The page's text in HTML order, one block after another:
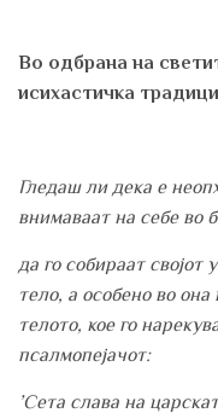
Во одбрана на
исихастичка
Гледаш ли дека е
внимаваат на себе во
да го собираат својот
тело, а особено во
телото, кое го
псалмопејачот:
’Сета слава на